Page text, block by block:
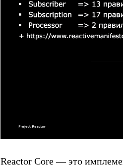
Reactor Core — это